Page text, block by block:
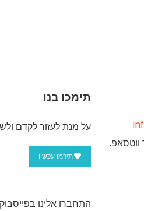
תימכו בנו
על מנת לעזור לקדם
תירמו עכשיו
התחברו אלינו